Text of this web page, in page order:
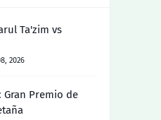
Ta'zim vs
2026
Gran Premio de